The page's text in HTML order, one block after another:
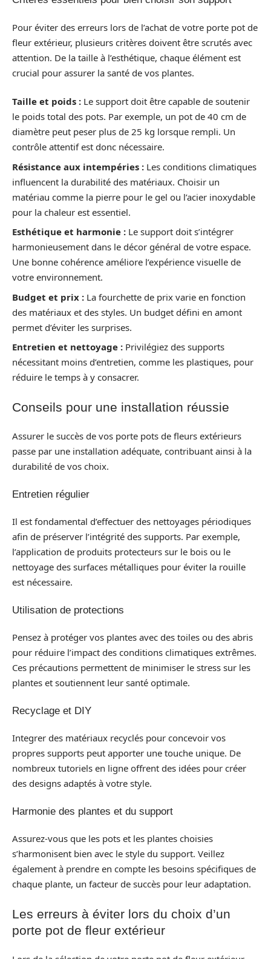
Pour éviter des erreurs lors de l’achat de votre porte pot de
fleur extérieur, plusieurs critères doivent être scrutés avec
attention. De la taille à l’esthétique, chaque élément est
crucial pour assurer la santé de vos plantes.
Taille et poids : Le support doit être capable de soutenir
le poids total des pots. Par exemple, un pot de 40 cm de
diamètre peut peser plus de 25 kg lorsque rempli. Un
contrôle attentif est donc nécessaire.
Résistance aux intempéries : Les conditions climatiques
influencent la durabilité des matériaux. Choisir un
matériau comme la pierre pour le gel ou l’acier inoxydable
pour la chaleur est essentiel.
Esthétique et harmonie : Le support doit s’intégrer
harmonieusement dans le décor général de votre espace.
Une bonne cohérence améliore l’expérience visuelle de
votre environnement.
Budget et prix : La fourchette de prix varie en fonction
des matériaux et des styles. Un budget défini en amont
permet d’éviter les surprises.
Entretien et nettoyage : Privilégiez des supports
nécessitant moins d’entretien, comme les plastiques, pour
réduire le temps à y consacrer.
Conseils pour une installation réussie
Assurer le succès de vos porte pots de fleurs extérieurs
passe par une installation adéquate, contribuant ainsi à la
durabilité de vos choix.
Entretien régulier
Il est fondamental d’effectuer des nettoyages périodiques
afin de préserver l’intégrité des supports. Par exemple,
l’application de produits protecteurs sur le bois ou le
nettoyage des surfaces métalliques pour éviter la rouille
est nécessaire.
Utilisation de protections
Pensez à protéger vos plantes avec des toiles ou des abris
pour réduire l’impact des conditions climatiques extrêmes.
Ces précautions permettent de minimiser le stress sur les
plantes et soutiennent leur santé optimale.
Recyclage et DIY
Integrer des matériaux recyclés pour concevoir vos
propres supports peut apporter une touche unique. De
nombreux tutoriels en ligne offrent des idées pour créer
des designs adaptés à votre style.
Harmonie des plantes et du support
Assurez-vous que les pots et les plantes choisies
s’harmonisent bien avec le style du support. Veillez
également à prendre en compte les besoins spécifiques de
chaque plante, un facteur de succès pour leur adaptation.
Les erreurs à éviter lors du choix d’un
porte pot de fleur extérieur